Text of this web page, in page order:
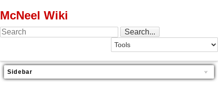
McNeel Wiki
Sidebar